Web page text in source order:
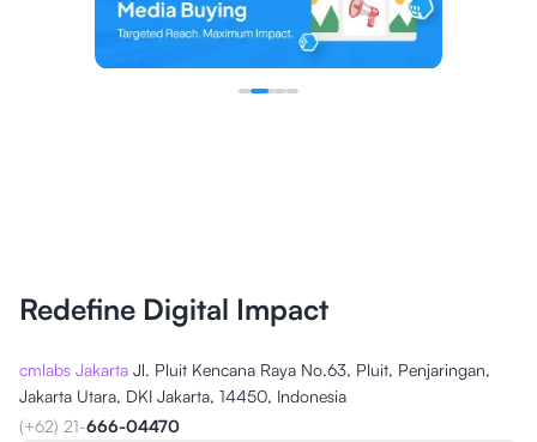
Redefine Digital Impact
cmlabs Jakarta Jl. Pluit Kencana Raya No.63, Pluit, Penjaringan,
Jakarta Utara, DKI Jakarta, 14450, Indonesia
(+62) 21-666-04470